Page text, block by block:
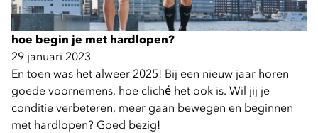
hoe begin je met hardlopen?
29 januari 2023
En toen was het alweer 2025! Bij een nieuw jaar horen
goede voornemens, hoe cliché het ook is. Wil jij je
conditie verbeteren, meer gaan bewegen en beginnen
met hardlopen? Goed bezig!